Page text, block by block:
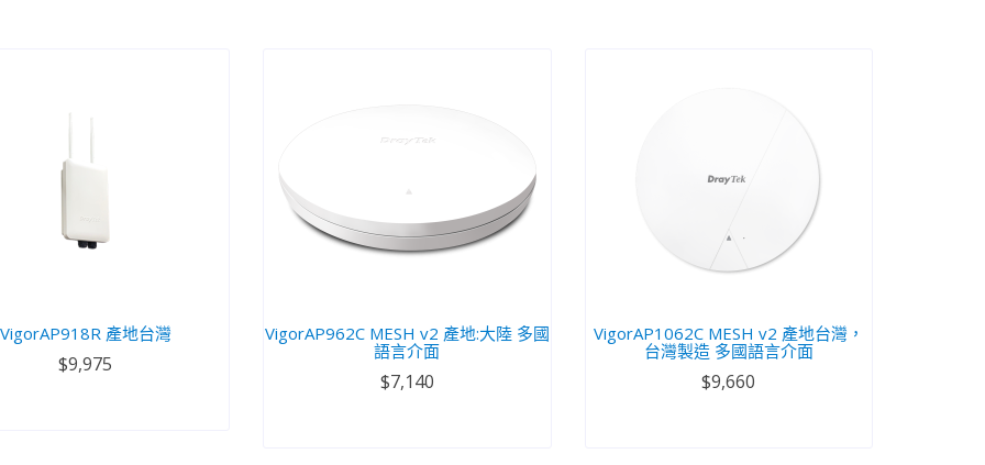
VigorAP918R 產地台灣
$9,975
VigorAP962C MESH v2 產地:大陸 多國
語言介面
$7,140
VigorAP1062C MESH v2 產地台灣，
台灣製造 多國語言介面
$9,660